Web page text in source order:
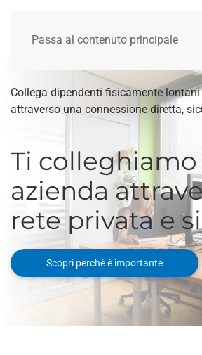
Passa al contenuto principale
Collega dipendenti fisicamente
attraverso una connessione diretta,
Ti
azienda
rete privata e
Scopri perchè è importante